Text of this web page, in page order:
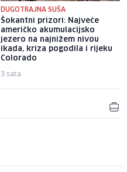
DUGOTRAJNA SUŠA
Šokantni prizori: Najveće
američko akumulacijsko
jezero na najnižem nivou
ikada, kriza pogodila i rijeku
Colorado
3 sata